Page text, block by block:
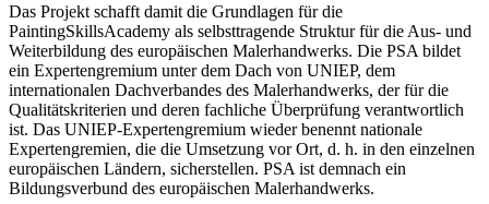
Das Projekt schafft damit die Grundlagen für die
PaintingSkillsAcademy als selbsttragende Struktur für die Aus- und
Weiterbildung des europäischen Malerhandwerks. Die PSA bildet
ein Expertengremium unter dem Dach von UNIEP, dem
internationalen Dachverbandes des Malerhandwerks, der für die
Qualitätskriterien und deren fachliche Überprüfung verantwortlich
ist. Das UNIEP-Expertengremium wieder benennt nationale
Expertengremien, die die Umsetzung vor Ort, d. h. in den einzelnen
europäischen Ländern, sicherstellen. PSA ist demnach ein
Bildungsverbund des europäischen Malerhandwerks.